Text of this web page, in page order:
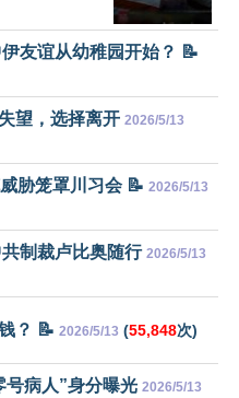
友谊从幼稚园开始？ 📝
望，选择离开 2026/5/13
胁笼罩川习会 📝 2026/5/13
制裁卢比奥随行 2026/5/13
？ 📝 2026/5/13 (55,848次)
号病人”身分曝光 2026/5/13